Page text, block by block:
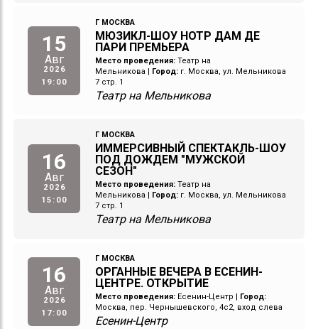
15
Авг
2026
19:00
Г МОСКВА
МЮЗИКЛ-ШОУ НОТР ДАМ ДЕ
ПАРИ ПРЕМЬЕРА
Место проведения: Театр на
Мельникова
Город: г. Москва, ул. Мельникова
7 стр. 1
Театр на Мельникова
16
Авг
2026
15:00
Г МОСКВА
ИММЕРСИВНЫЙ СПЕКТАКЛЬ-ШОУ
ПОД ДОЖДЕМ "МУЖСКОЙ
СЕЗОН"
Место проведения: Театр на
Мельникова
Город: г. Москва, ул. Мельникова
7 стр. 1
Театр на Мельникова
16
Авг
2026
17:00
Г МОСКВА
ОРГАННЫЕ ВЕЧЕРА В ЕСЕНИН-
ЦЕНТРЕ. ОТКРЫТИЕ
Место проведения: Есенин-Центр
Город:
Москва, пер. Чернышевского, 4с2, вход слева
Есенин-Центр